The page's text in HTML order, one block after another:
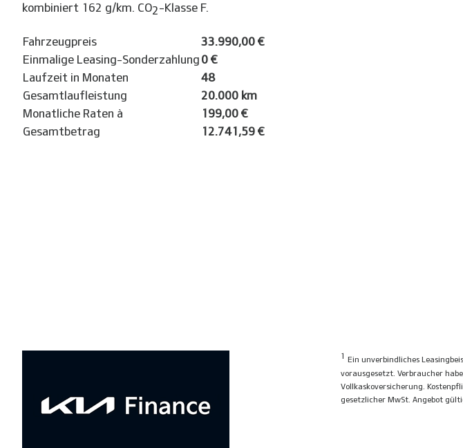
kombiniert 162 g/km. CO2-Klasse F.
Fahrzeugpreis
33.990,00 €
Einmalige Leasing-Sonderzahlung 0 €
Laufzeit in Monaten
48
Gesamtlaufleistung
20.000 km
Monatliche Raten à
199,00 €
Gesamtbetrag
12.741,59 €
1 Ein unverbindliches
vorausgesetzt. Verbraucher
Vollkaskoversicherung.
gesetzlicher MwSt. Angebot